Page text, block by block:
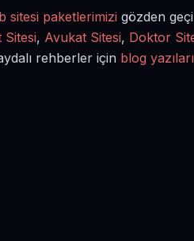
sitesi paketlerimizi gözden
Sitesi, Avukat Sitesi, Doktor
rehberler için blog